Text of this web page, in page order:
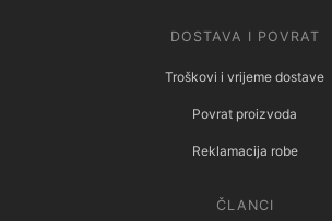
DOSTAVA I POVRAT
Troškovi i vrijeme dostave
Povrat proizvoda
Reklamacija robe
ČLANCI